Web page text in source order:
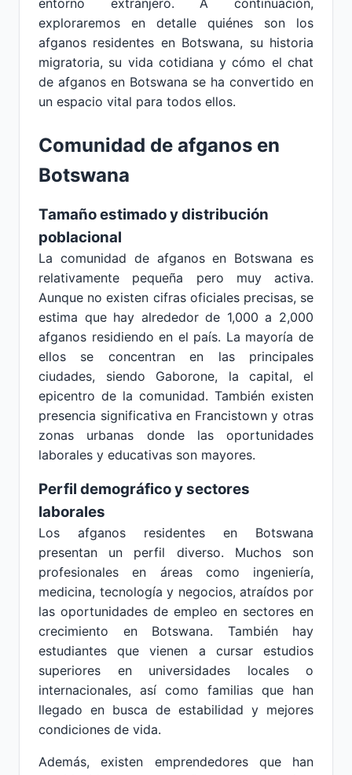
entorno extranjero. A continuación,
exploraremos en detalle quiénes son los
afganos residentes en Botswana, su historia
migratoria, su vida cotidiana y cómo el chat
de afganos en Botswana se ha convertido en
un espacio vital para todos ellos.
Comunidad de afganos en
Botswana
Tamaño estimado y distribución
poblacional
La comunidad de afganos en Botswana es
relativamente pequeña pero muy activa.
Aunque no existen cifras oficiales precisas, se
estima que hay alrededor de 1,000 a 2,000
afganos residiendo en el país. La mayoría de
ellos se concentran en las principales
ciudades, siendo Gaborone, la capital, el
epicentro de la comunidad. También existen
presencia significativa en Francistown y otras
zonas urbanas donde las oportunidades
laborales y educativas son mayores.
Perfil demográfico y sectores
laborales
Los afganos residentes en Botswana
presentan un perfil diverso. Muchos son
profesionales en áreas como ingeniería,
medicina, tecnología y negocios, atraídos por
las oportunidades de empleo en sectores en
crecimiento en Botswana. También hay
estudiantes que vienen a cursar estudios
superiores en universidades locales o
internacionales, así como familias que han
llegado en busca de estabilidad y mejores
condiciones de vida.
Además, existen emprendedores que han